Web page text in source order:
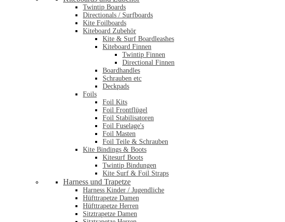
Twintip Boards
Directionals / Surfboards
Kite Foilboards
Kiteboard Zubehör
Kite & Surf Boardleashes
Kiteboard Finnen
Twintip Finnen
Directional Finnen
Boardhandles
Schrauben etc
Deckpads
Foils
Foil Kits
Foil Frontflügel
Foil Stabilisatoren
Foil Fuselage's
Foil Masten
Foil Teile & Schrauben
Kite Bindings & Boots
Kitesurf Boots
Twintip Bindungen
Kite Surf & Foil Straps
Harness und Trapetze
Harness Kinder / Jugendliche
Hüfttrapetze Damen
Hüfttrapetze Herren
Sitztrapetze Damen